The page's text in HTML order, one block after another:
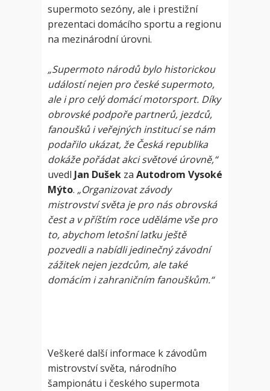
supermoto sezóny, ale i prestižní
prezentaci domácího sportu a regionu
na mezinárodní úrovni.
„Supermoto národů bylo historickou
událostí nejen pro české supermoto,
ale i pro celý domácí motorsport. Díky
obrovské podpoře partnerů, jezdců,
fanoušků i veřejných institucí se nám
podařilo ukázat, že Česká republika
dokáže pořádat akci světové úrovně,“
uvedl Jan Dušek za Autodrom Vysoké
Mýto. „Organizovat závody
mistrovství světa je pro nás obrovská
čest a v příštím roce uděláme vše pro
to, abychom letošní laťku ještě
pozvedli a nabídli jedinečný závodní
zážitek nejen jezdcům, ale také
domácím i zahraničním fanouškům.“
Veškeré další informace k závodům
mistrovství světa, národního
šampionátu i českého supermota